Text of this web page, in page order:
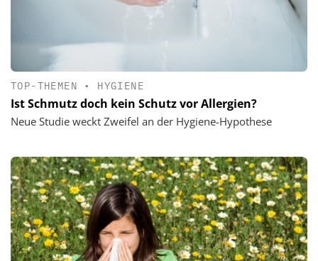
TOP-THEMEN • HYGIENE
Ist Schmutz doch kein Schutz vor Allergien?
Neue Studie weckt Zweifel an der Hygiene-Hypothese